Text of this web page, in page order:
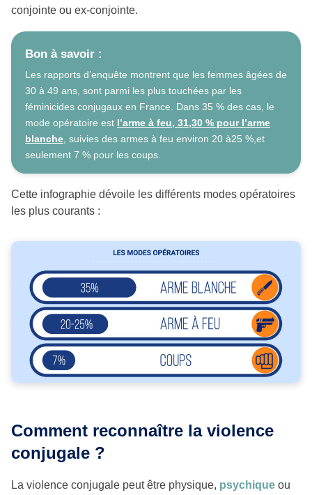
conjointe ou ex-conjointe.
Bon à savoir :
Les rapports d’enquête montrent que les femmes âgées de
30 à 49 ans, sont parmi les plus touchées par les
féminicides conjugaux en France. Dans 35 % des cas, le
mode opératoire est l’arme à feu, 31,30 % pour l’arme
blanche , suivies des armes à feu environ 20 à25 %,et
seulement 7 % pour les coups.
Cette infographie dévoile les différents modes opératoires
les plus courants :
Comment reconnaître la violence
conjugale ?
La violence conjugale peut être physique, psychique ou